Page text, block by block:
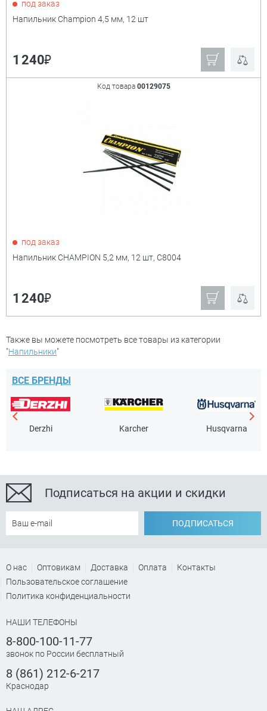
под заказ
Напильник Champion 4,5 мм, 12 шт
1 240₽
Код товара 00129075
под заказ
Напильник CHAMPION 5,2 мм, 12 шт, C8004
1 240₽
Также вы можете посмотреть все товары из категории
"Напильники"
ВСЕ БРЕНДЫ
Derzhi Karcher Husqvarna
Подписаться на акции и скидки
ПОДПИСАТЬСЯ
О нас Оптовикам Доставка Оплата
Контакты
Пользовательское соглашение
Политика конфиденциальности
НАШИ ТЕЛЕФОНЫ
8-800-100-11-77
звонок по России бесплатный
8 (861) 212-6-217
Краснодар